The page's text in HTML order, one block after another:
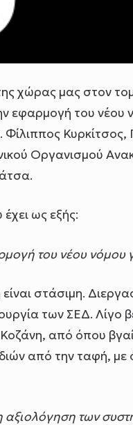
χώρας μας στον
εφαρμογή του νέου
Κυρκίτσος,
Οργανισμού
ως εξής:
του νέου
στάσιμη.
των ΣΕΔ.
Κοζάνη, από όπου
από την ταφή,
αξιολόγηση των